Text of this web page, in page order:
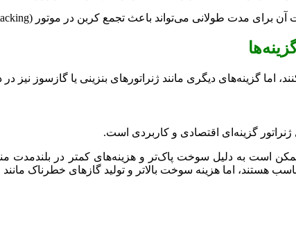
اما گزینه‌های دیگری مانند ژنراتورهای بنزینی یا گازسوز
گزینه‌ای اقتصادی و کاربردی است.
است به دلیل سوخت پاک‌تر و هزینه‌های کمتر در
هستند، اما هزینه سوخت بالاتر و تولید گازهای خطرناک